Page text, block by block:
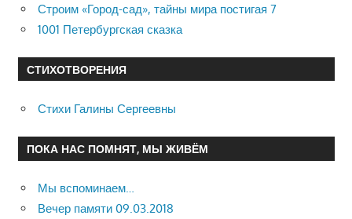
Строим «Город-сад», тайны мира постигая 7
1001 Петербургская сказка
СТИХОТВОРЕНИЯ
Стихи Галины Сергеевны
ПОКА НАС ПОМНЯТ, МЫ ЖИВЁМ
Мы вспоминаем…
Вечер памяти 09.03.2018